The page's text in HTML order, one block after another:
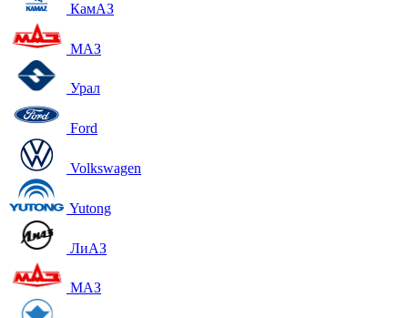
КамАЗ
МАЗ
Урал
Ford
Volkswagen
Yutong
ЛиАЗ
МАЗ